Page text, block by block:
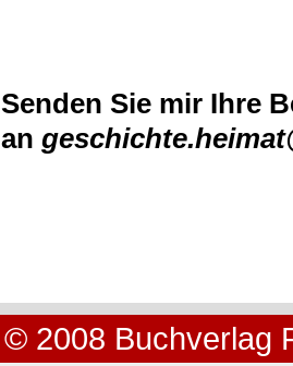
Senden Sie mir Ihre
an
© 2008 Buchverlag